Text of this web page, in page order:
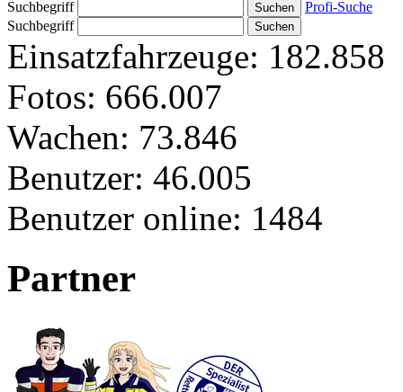
Suchbegriff
Profi-Suche
Suchbegriff
Einsatzfahrzeuge: 182.858
Fotos: 666.007
Wachen: 73.846
Benutzer: 46.005
Benutzer online: 1484
Partner